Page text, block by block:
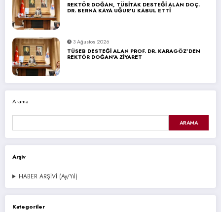
REKTÖR DOĞAN, TÜBİTAK DESTEĞİ ALAN DOÇ.
DR. BERNA KAYA UĞUR’U KABUL ETTİ
3 Ağustos 2026
TÜSEB DESTEĞİ ALAN PROF. DR. KARAGÖZ’DEN
REKTÖR DOĞAN’A ZİYARET
Arama
ARAMA
Arşiv
HABER ARŞİVİ (Ay/Yıl)
Kategoriler